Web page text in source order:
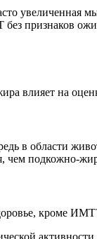
увеличенная
признаков
влияет на
в области
чем подкожно-
кроме